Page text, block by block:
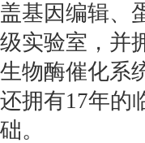
盖基因编辑、
级实验室，并
生物酶催化系
还拥有17年的
础。